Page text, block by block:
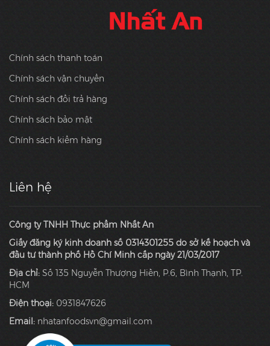
Chính sách thanh toán
Chính sách vận chuyển
Chính sách đổi trả hàng
Chính sách bảo mật
Chính sách kiểm hàng
Liên hệ
Công ty TNHH Thực phẩm Nhất An
Giấy đăng ký kinh doanh số 0314301255 do sở kế hoạch và
đầu tư thành phố Hồ Chí Minh cấp ngày 21/03/2017
Địa chỉ: Số 135 Nguyễn Thượng Hiền, P.6, Bình Thạnh, TP.
HCM
Điện thoại: 0931847626
Email: nhatanfoodsvn@gmail.com